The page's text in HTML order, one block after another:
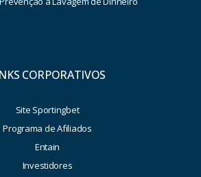
CORPORATIVOS
Site Sportingbet
Programa de Afiliados
Entain
Investidores